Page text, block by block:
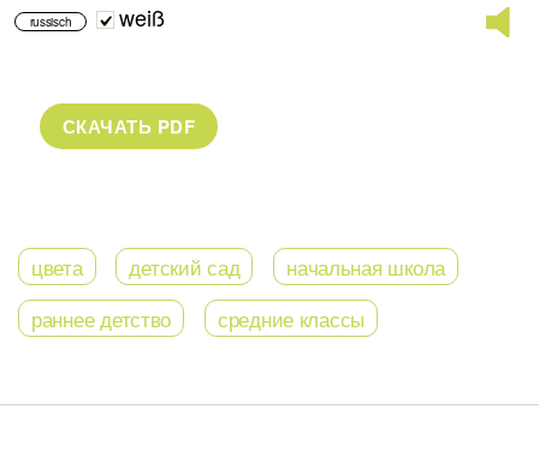
russisch weiß
цвета детский сад
начальная школа
раннее детство
средние классы